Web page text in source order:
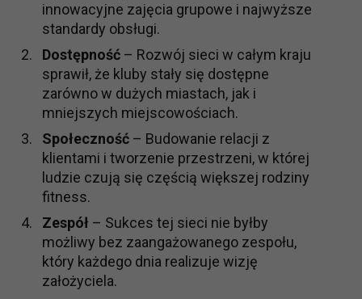
innowacyjne zajęcia grupowe i najwyższe
standardy obsługi.
Dostępność – Rozwój sieci w całym kraju
sprawił, że kluby stały się dostępne
zarówno w dużych miastach, jak i
mniejszych miejscowościach.
Społeczność – Budowanie relacji z
klientami i tworzenie przestrzeni, w której
ludzie czują się częścią większej rodziny
fitness.
Zespół – Sukces tej sieci nie byłby
możliwy bez zaangażowanego zespołu,
który każdego dnia realizuje wizję
założyciela.